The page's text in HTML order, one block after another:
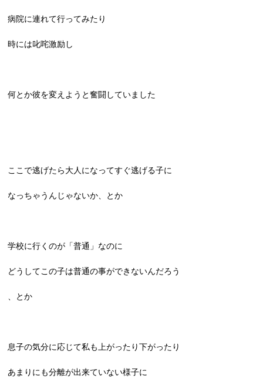
病院に連れて行ってみたり
時には叱咤激励し
何とか彼を変えようと奮闘していました
ここで逃げたら大人になってすぐ逃げる子に
なっちゃうんじゃないか、とか
学校に行くのが「普通」なのに
どうしてこの子は普通の事ができないんだろう
、とか
息子の気分に応じて私も上がったり下がったり
あまりにも分離が出来ていない様子に